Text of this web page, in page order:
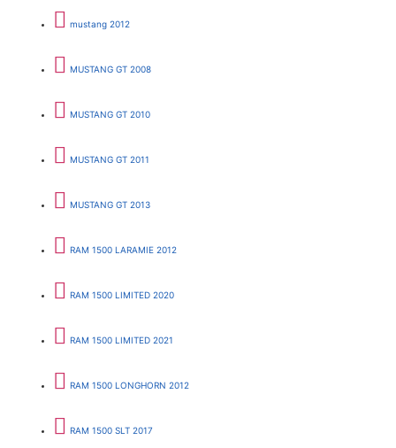
mustang 2012
MUSTANG GT 2008
MUSTANG GT 2010
MUSTANG GT 2011
MUSTANG GT 2013
RAM 1500 LARAMIE 2012
RAM 1500 LIMITED 2020
RAM 1500 LIMITED 2021
RAM 1500 LONGHORN 2012
RAM 1500 SLT 2017